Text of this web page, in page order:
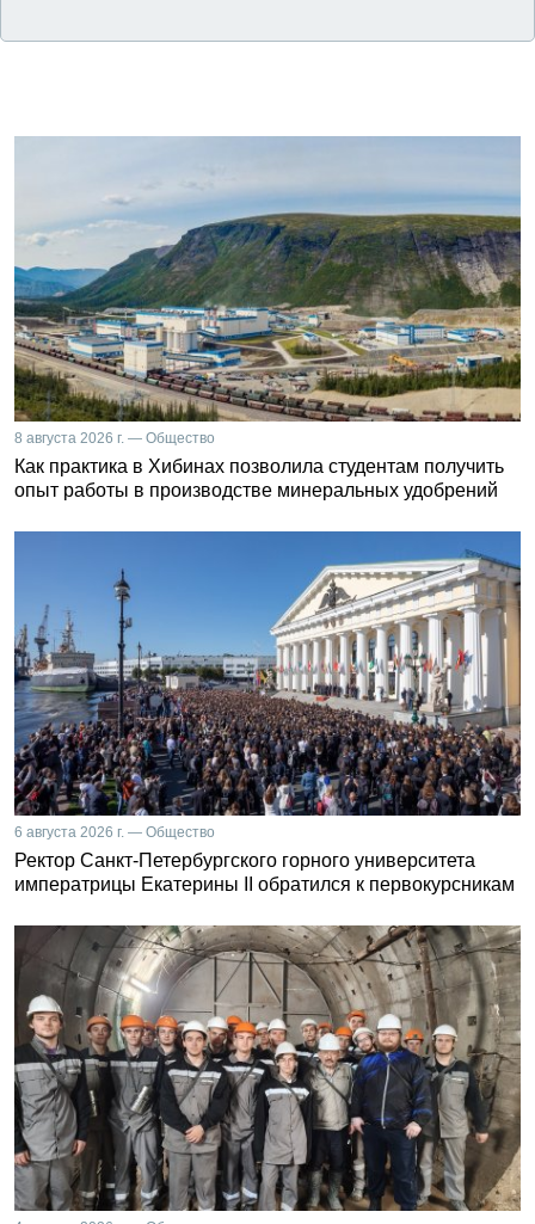
8 августа 2026 г. — Общество
Как практика в Хибинах позволила студентам получить
опыт работы в производстве минеральных удобрений
6 августа 2026 г. — Общество
Ректор Санкт-Петербургского горного университета
императрицы Екатерины II обратился к первокурсникам